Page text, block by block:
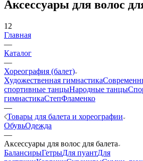
Аксессуары для волос
12
Главная
—
Каталог
—
Хореография (балет)
Художественная гимнастика
спортивные танцыНародные танцы
гимнастикаСтепФламенко
—
Товары для балета и хореографии
ОбувьОдежда
—
Аксессуары для волос для балета
БалансирыГетрыДля пуантДля